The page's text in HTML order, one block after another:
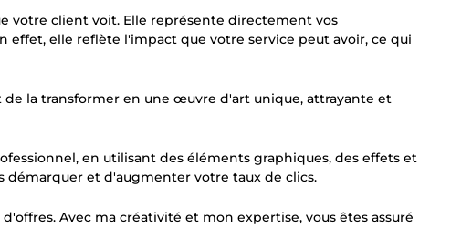
votre client voit. Elle représente directement vos
elle reflète l'impact que votre service peut avoir, ce qui
la transformer en une œuvre d'art unique, attrayante et
en utilisant des éléments graphiques, des effets et
démarquer et d'augmenter votre taux de clics.
Avec ma créativité et mon expertise, vous êtes assuré